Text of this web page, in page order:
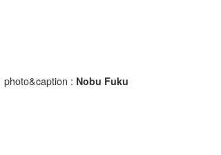
photo&caption : Nobu Fuku